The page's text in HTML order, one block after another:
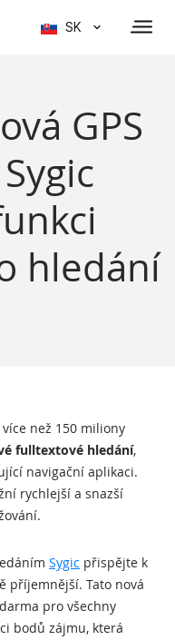
SK
GPS
hledání
více než 150 miliony
fulltextové hledání,
navigační aplikaci.
rychlejší a snazší
Sygic přispějte k
příjemnější. Tato nová
pro všechny
bodů zájmu, která